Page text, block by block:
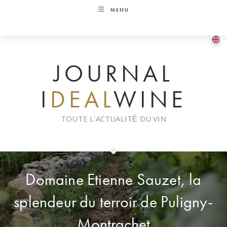
MENU
JOURNAL
I DEALWINE
TOUTE L'ACTUALITÉ DU VIN
Domaine Etienne Sauzet, la
splendeur du terroir de Puligny-